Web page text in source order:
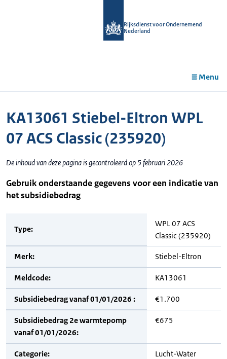
Rijksdienst voor Ondernemend
Nederland
Menu
KA13061 Stiebel-Eltron WPL
07 ACS Classic (235920)
De inhoud van deze pagina is gecontroleerd op 5 februari 2026
Gebruik onderstaande gegevens voor een indicatie van
het subsidiebedrag
Type:
WPL 07 ACS
Classic (235920)
Merk: Stiebel-Eltron
Meldcode: KA13061
Subsidiebedrag vanaf 01/01/2026 : €1.700
Subsidiebedrag 2e warmtepomp
vanaf 01/01/2026:
€675
Categorie: Lucht-Water